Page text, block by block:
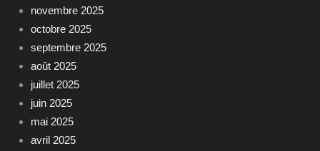
novembre 2025
octobre 2025
septembre 2025
août 2025
juillet 2025
juin 2025
mai 2025
avril 2025